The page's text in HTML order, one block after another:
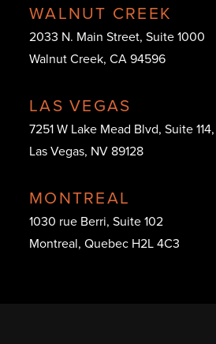
WALNUT CREEK
2033 N. Main Street, Suite 1000
Walnut Creek, CA 94596
LAS VEGAS
7251 W Lake Mead Blvd, Suite 114,
Las Vegas, NV 89128
MONTREAL
1030 rue Berri, Suite 102
Montreal, Quebec H2L 4C3